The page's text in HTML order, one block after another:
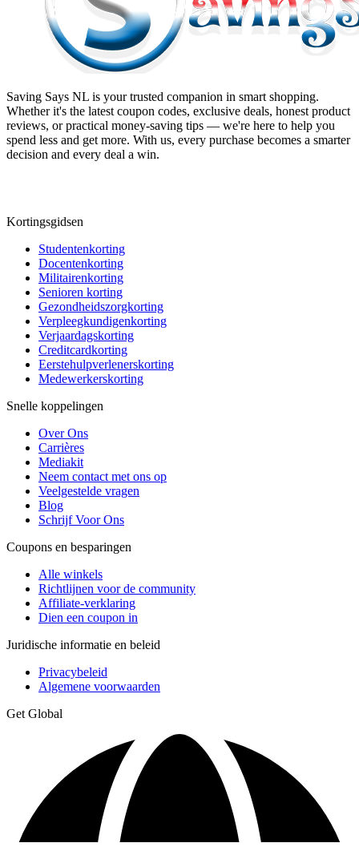
Saving Says NL is your trusted companion in smart shopping.
Whether it's the latest coupon codes, exclusive deals, honest product
reviews, or practical money-saving tips — we're here to help you
spend less and get more. With us, every purchase becomes a smarter
decision and every deal a win.
Kortingsgidsen
Studentenkorting
Docentenkorting
Militairenkorting
Senioren korting
Gezondheidszorgkorting
Verpleegkundigenkorting
Verjaardagskorting
Creditcardkorting
Eerstehulpverlenerskorting
Medewerkerskorting
Snelle koppelingen
Over Ons
Carrières
Mediakit
Neem contact met ons op
Veelgestelde vragen
Blog
Schrijf Voor Ons
Coupons en besparingen
Alle winkels
Richtlijnen voor de community
Affiliate-verklaring
Dien een coupon in
Juridische informatie en beleid
Privacybeleid
Algemene voorwaarden
Get Global